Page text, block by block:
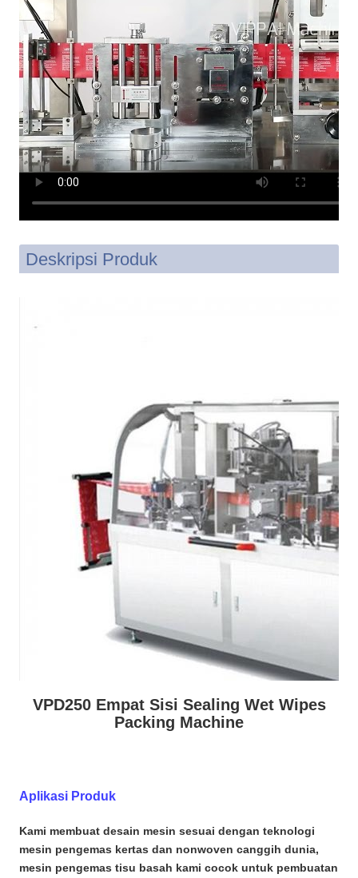
Deskripsi Produk
VPD250 Empat Sisi Sealing Wet Wipes
Packing Machine
Aplikasi Produk
Kami membuat desain mesin sesuai dengan teknologi
mesin pengemas kertas dan nonwoven canggih dunia,
mesin pengemas tisu basah kami cocok untuk pembuatan